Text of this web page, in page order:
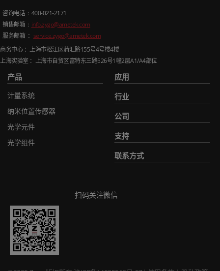
咨询电话: 400-021-2171
销售邮箱 : info.zygo@ametek.com
服务邮箱 ： service.zygo@ametek.com
商务中心 ：上海市松江区蒲汇路155号4号楼4楼
上海实验室 ：上海市自贸区富特东三路526号1幢2层A1/A4部位
产品
计量系统
纳米位置传感器
光学元件
光学组件
应用
行业
公司
支持
联系方式
扫码关注微信